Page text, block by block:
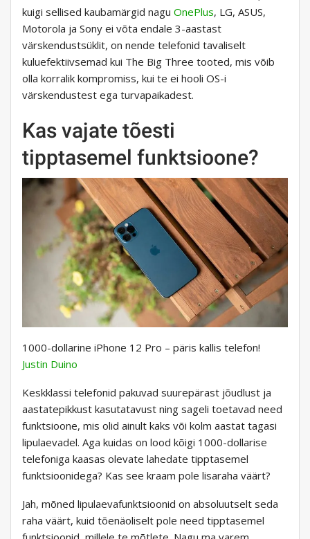
kuigi sellised kaubamärgid nagu OnePlus, LG, ASUS,
Motorola ja Sony ei võta endale 3-aastast
värskendustsüklit, on nende telefonid tavaliselt
kuluefektiivsemad kui The Big Three tooted, mis võib
olla korralik kompromiss, kui te ei hooli OS-i
värskendustest ega turvapaikadest.
Kas vajate tõesti
tipptasemel funktsioone?
1000-dollarine iPhone 12 Pro – päris kallis telefon!
Justin Duino
Keskklassi telefonid pakuvad suurepärast jõudlust ja
aastatepikkust kasutatavust ning sageli toetavad need
funktsioone, mis olid ainult kaks või kolm aastat tagasi
lipulaevadel. Aga kuidas on lood kõigi 1000-dollarise
telefoniga kaasas olevate lahedate tipptasemel
funktsioonidega? Kas see kraam pole lisaraha väärt?
Jah, mõned lipulaevafunktsioonid on absoluutselt seda
raha väärt, kuid tõenäoliselt pole need tipptasemel